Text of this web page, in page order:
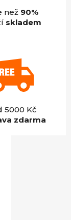
než 90%
skladem
5000 Kč
zdarma